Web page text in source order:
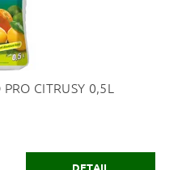
CITRUSY 0,5L
DETAIL